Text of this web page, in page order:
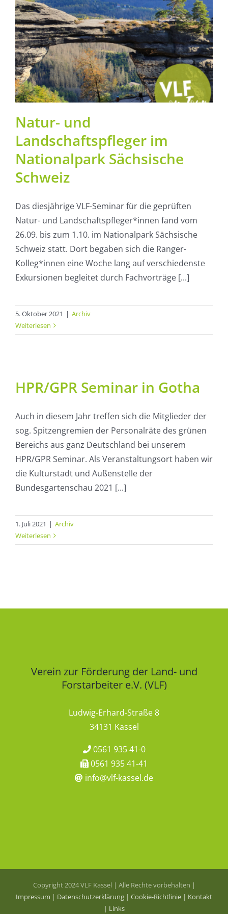
Natur- und
Landschaftspfleger im
Nationalpark Sächsische
Schweiz
Das diesjährige VLF-Seminar für die geprüften
Natur- und Landschaftspfleger*innen fand vom
26.09. bis zum 1.10. im Nationalpark Sächsische
Schweiz statt. Dort begaben sich die Ranger-
Kolleg*innen eine Woche lang auf verschiedenste
Exkursionen begleitet durch Fachvorträge [...]
5. Oktober 2021 | Archiv
Weiterlesen
HPR/GPR Seminar in Gotha
Auch in diesem Jahr treffen sich die Mitglieder der
sog. Spitzengremien der Personalräte des grünen
Bereichs aus ganz Deutschland bei unserem
HPR/GPR Seminar. Als Veranstaltungsort haben wir
die Kulturstadt und Außenstelle der
Bundesgartenschau 2021 [...]
1. Juli 2021 | Archiv
Weiterlesen
Verein zur Förderung der Land- und
Forstarbeiter e.V. (VLF)
Ludwig-Erhard-Straße 8
34131 Kassel
0561 935 41-0
0561 935 41-41
info@vlf-kassel.de
Copyright 2024 VLF Kassel | Alle Rechte vorbehalten |
Impressum | Datenschutzerklärung | Cookie-Richtlinie | Kontakt
| Links